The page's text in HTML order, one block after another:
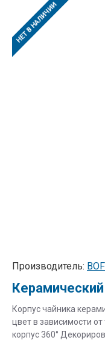
НЕТ В НАЛИЧИИ
Производитель:
Корпус чайника
цвет в зависимости
корпус 360°